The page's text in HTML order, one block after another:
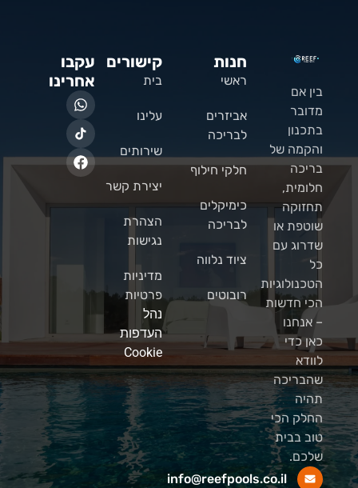
בין אם
מדובר
בתכנון
והקמה של
בריכה
חלומית,
תחזוקה
שוטפת או
שדרוג עם
כל
הטכנולוגיות
הכי חדשות
– אנחנו
כאן כדי
לוודא
שהבריכה
תהיה
החלק הכי
טוב בבית
שלכם.
info@reefpools.co.il
חנות
ראשי
אביזרים
לבריכה
חלקי חילוף
כימיקלים
לבריכה
ציוד נלווה
רובוטים
קישורים
בית
עלינו
שירותים
יצירת קשר
הצהרת
נגישות
מדיניות
פרטיות
נהל
העדפות
Cookie
עקבו
אחרינו